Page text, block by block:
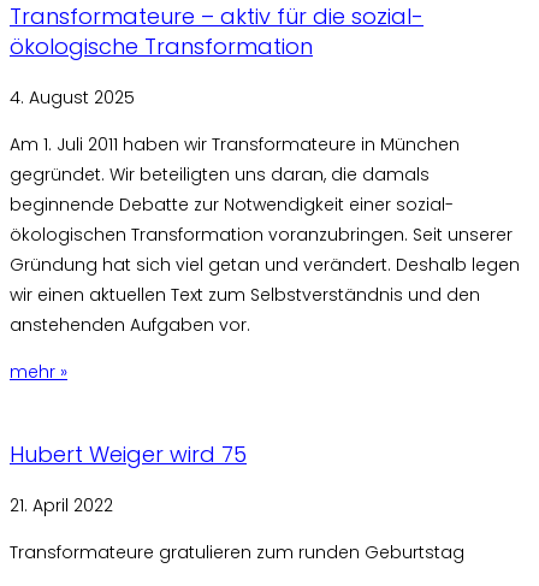
Transformateure – aktiv für die sozial-
ökologische Transformation
4. August 2025
Am 1. Juli 2011 haben wir Transformateure in München
gegründet. Wir beteiligten uns daran, die damals
beginnende Debatte zur Notwendigkeit einer sozial-
ökologischen Transformation voranzubringen. Seit unserer
Gründung hat sich viel getan und verändert. Deshalb legen
wir einen aktuellen Text zum Selbstverständnis und den
anstehenden Aufgaben vor.
mehr »
Hubert Weiger wird 75
21. April 2022
Transformateure gratulieren zum runden Geburtstag